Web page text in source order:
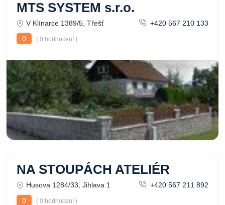
MTS SYSTEM s.r.o.
V Klínarce 1389/5, Třešť
+420 567 210 133
0
( 0 hodnocení )
NA STOUPÁCH ATELIÉR
Husova 1284/33, Jihlava 1
+420 567 211 892
0
( 0 hodnocení )